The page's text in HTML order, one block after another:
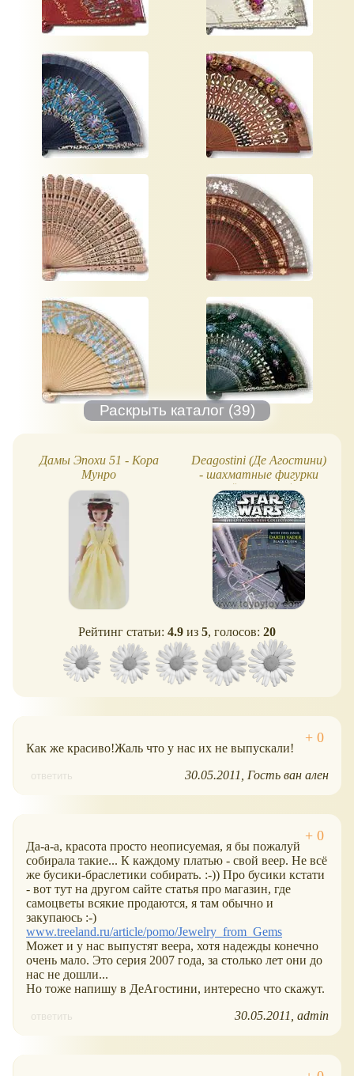
Дамы Эпохи 51 - Кора
Мунро
Deagostini (Де Агостини)
- шахматные фигурки
Звёздных Войн
Рейтинг статьи: 4.9 из 5, голосов: 20
Как же красиво!Жаль что у нас их не выпускали!
ответить 30.05.2011 Гость ван ален
Да-а-а, красота просто неописуемая, я бы пожалуй
собирала такие... К каждому платью - свой веер. Не всё
же бусики-браслетики собирать. :-)) Про бусики кстати
- вот тут на другом сайте статья про магазин, где
самоцветы всякие продаются, я там обычно и
закупаюсь :-)
www.treeland.ru/article/pomo/Jewelry_from_Gems
Может и у нас выпустят веера, хотя надежды конечно
очень мало. Это серия 2007 года, за столько лет они до
нас не дошли...
Но тоже напишу в ДеАгостини, интересно что скажут.
ответить 30.05.2011 admin